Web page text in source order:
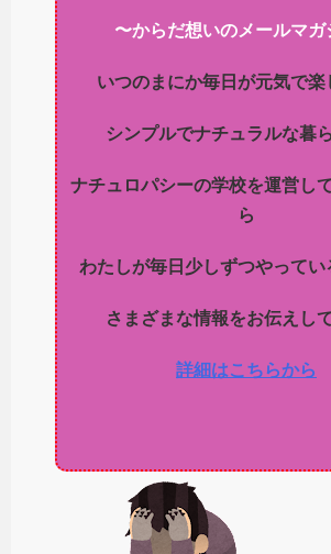
〜からだ想いのメールマガ
いつのまにか毎日が元気で楽
シンプルでナチュラルな暮
ナチュロパシーの学校を運営し
ら
わたしが毎日少しずつやってい
さまざまな情報をお伝えし
詳細はこちらから